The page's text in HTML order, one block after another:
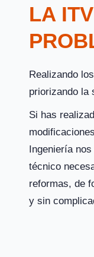
LA
Realizando
priorizando la
Si has
Ingeniería
técnico
reformas, de
y sin